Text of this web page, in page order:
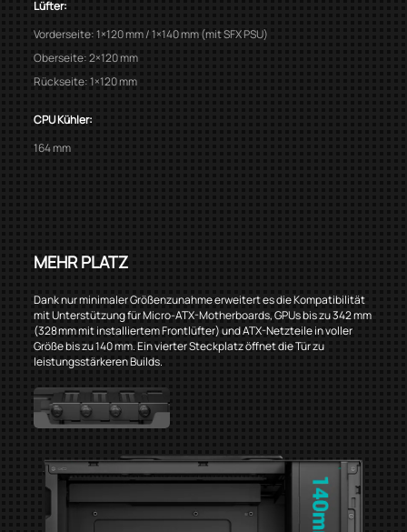
Lüfter:
Vorderseite: 1×120 mm / 1×140 mm (mit SFX PSU)
Oberseite: 2×120 mm
Rückseite: 1×120 mm
CPU Kühler:
164 mm
MEHR PLATZ
Dank nur minimaler Größenzunahme erweitert es die Kompatibilität
mit Unterstützung für Micro-ATX-Motherboards, GPUs bis zu 342 mm
(328 mm mit installiertem Frontlüfter) und ATX-Netzteile in voller
Größe bis zu 140 mm. Ein vierter Steckplatz öffnet die Tür zu
leistungsstärkeren Builds.